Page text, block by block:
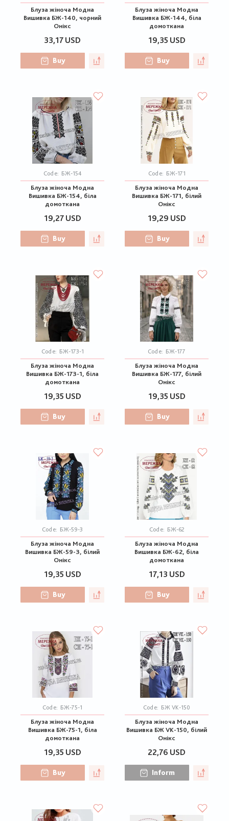
Блуза жіноча Модна
Вишивка БЖ-140, чорний
Онікс
33,17 USD
Buy
Блуза жіноча Модна
Вишивка БЖ-144, біла
домоткана
19,35 USD
Buy
Code: БЖ-154
Блуза жіноча Модна
Вишивка БЖ-154, біла
домоткана
19,27 USD
Buy
Code: БЖ-171
Блуза жіноча Модна
Вишивка БЖ-171, білий
Онікс
19,29 USD
Buy
Code: БЖ-173-1
Блуза жіноча Модна
Вишивка БЖ-173-1, біла
домоткана
19,35 USD
Buy
Code: БЖ-177
Блуза жіноча Модна
Вишивка БЖ-177, білий
Онікс
19,35 USD
Buy
Code: БЖ-59-3
Блуза жіноча Модна
Вишивка БЖ-59-3, білий
Онікс
19,35 USD
Buy
Code: БЖ-62
Блуза жіноча Модна
Вишивка БЖ-62, біла
домоткана
17,13 USD
Buy
Code: БЖ-75-1
Блуза жіноча Модна
Вишивка БЖ-75-1, біла
домоткана
19,35 USD
Buy
Code: БЖ VK-150
Блуза жіноча Модна
Вишивка БЖ VK-150, білий
Онікс
22,76 USD
Inform